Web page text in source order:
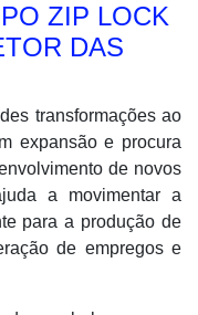
ZIP LOCK
DAS
transformações ao
expansão e procura
de novos
a movimentar a
para a produção de
de empregos e